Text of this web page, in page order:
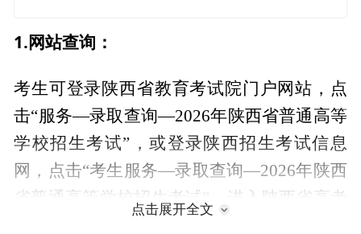
1.网站查询：
考生可登录陕西省教育考试院门户网站，点
击“服务—录取查询—2026年陕西省普通高等
学校招生考试”，或登录陕西招生考试信息
网，点击“考生服务—录取查询—2026年陕西
省普通高等学校招生考试”，进入陕西省高考
点击展开全文